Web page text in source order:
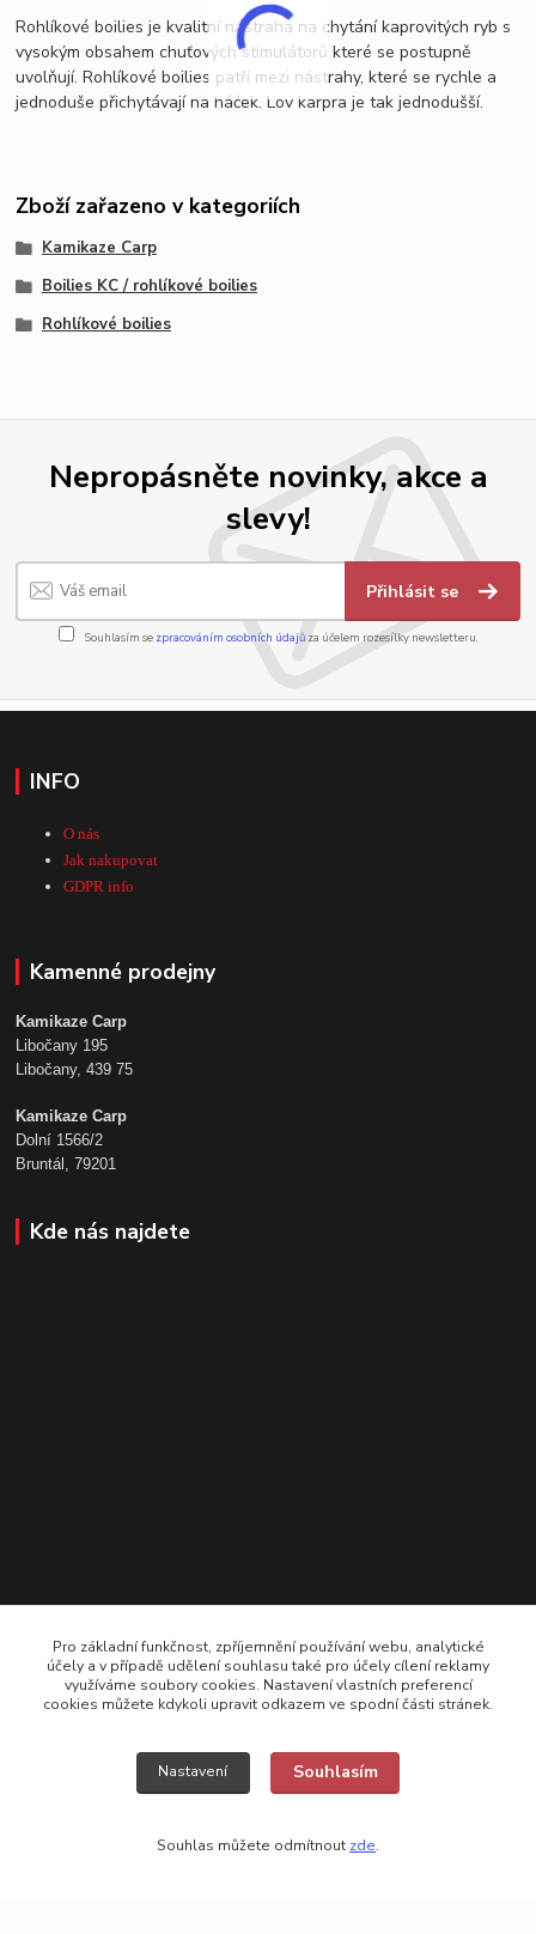
Rohlíkové boilies je kvalitní nástraha na chytání kaprovitých ryb s
vysokým obsahem chuťových stimulátorů které se postupně
uvolňují. Rohlíkové boilies patří mezi nástrahy, které se rychle a
jednoduše přichytávají na háček. Lov karpra je tak jednodušší.
Zboží zařazeno v kategoriích
Kamikaze Carp
Boilies KC / rohlíkové boilies
Rohlíkové boilies
Nepropásněte novinky, akce a
slevy!
Přihlásit se
Souhlasím se zpracováním osobních údajůza účelem rozesílky newsletteru.
INFO
O nás
Jak nakupovat
GDPR info
Kamenné prodejny
Kamikaze Carp
Libočany 195
Libočany, 439 75
Kamikaze Carp
Dolní 1566/2
Bruntál, 79201
Kde nás najdete
vyroba@kamikazecarp.cz
Pro základní funkčnost, zpříjemnění používání webu, analytické
účely a v případě udělení souhlasu také pro účely cílení reklamy
využíváme soubory cookies. Nastavení vlastních preferencí
cookies můžete kdykoli upravit odkazem ve spodní části stránek.
Nastavení Souhlasím
Souhlas můžete odmítnout zde.